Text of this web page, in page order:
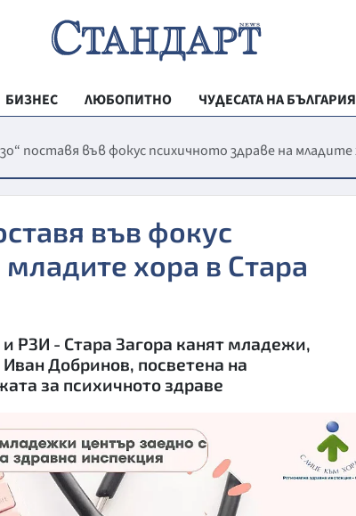
БИЗНЕС ЛЮБОПИТНО ЧУДЕСАТА НА БЪЛГАРИЯ
ВЕСТНИК
МЛАДЕЖКА
ОБРАЗОВАНИЕ
ДА!НА
ПРАВОСЪДИЕ
поставя във фокус психичното здраве на младите
във фокус
хора в Стара
- Стара Загора канят младежи,
Добринов, посветена на
за психичното здраве